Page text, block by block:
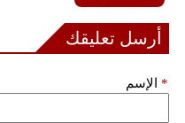
أرسل تعليقك
الإسم *